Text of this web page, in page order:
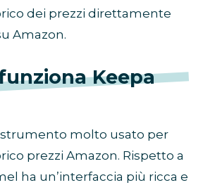
dei prezzi direttamente
Amazon.
Keepa
molto usato per
prezzi Amazon. Rispetto a
ha un’interfaccia più ricca e